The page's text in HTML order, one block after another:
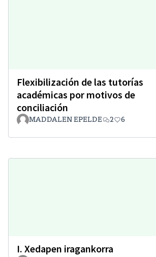
Flexibilización de las tutorías
académicas por motivos de
conciliación
MADDALEN EPELDE 2 6
I. Xedapen iragankorra